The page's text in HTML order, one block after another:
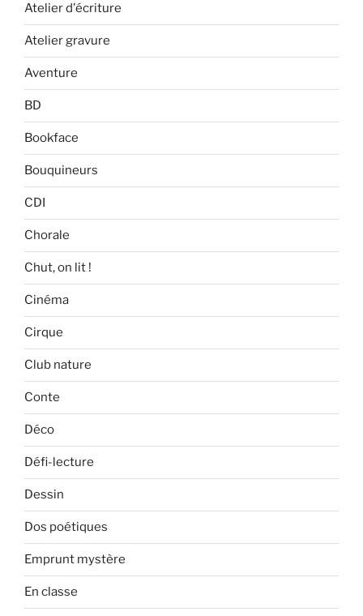
Atelier d'écriture
Atelier gravure
Aventure
BD
Bookface
Bouquineurs
CDI
Chorale
Chut, on lit !
Cinéma
Cirque
Club nature
Conte
Déco
Défi-lecture
Dessin
Dos poétiques
Emprunt mystère
En classe